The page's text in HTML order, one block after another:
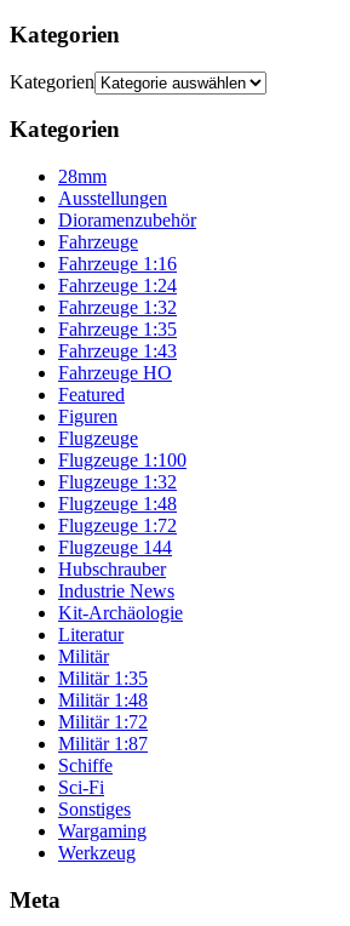
Kategorien
Kategorien
Kategorien
28mm
Ausstellungen
Dioramenzubehör
Fahrzeuge
Fahrzeuge 1:16
Fahrzeuge 1:24
Fahrzeuge 1:32
Fahrzeuge 1:35
Fahrzeuge 1:43
Fahrzeuge HO
Featured
Figuren
Flugzeuge
Flugzeuge 1:100
Flugzeuge 1:32
Flugzeuge 1:48
Flugzeuge 1:72
Flugzeuge 144
Hubschrauber
Industrie News
Kit-Archäologie
Literatur
Militär
Militär 1:35
Militär 1:48
Militär 1:72
Militär 1:87
Schiffe
Sci-Fi
Sonstiges
Wargaming
Werkzeug
Meta